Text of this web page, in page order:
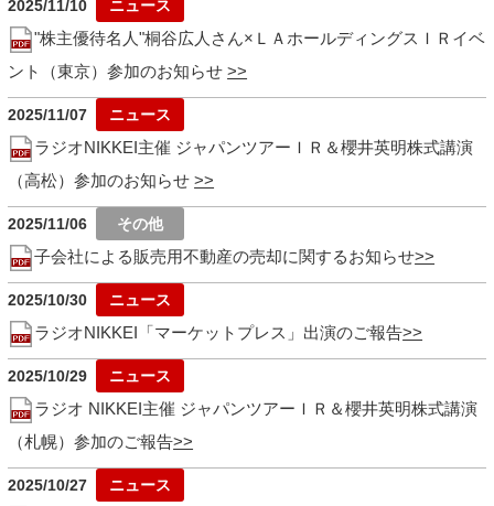
2025/11/10
"株主優待名人"桐谷広人さん×ＬＡホールディングスＩＲイベ
ント（東京）参加のお知らせ
2025/11/07
ラジオNIKKEI主催 ジャパンツアーＩＲ＆櫻井英明株式講演
（高松）参加のお知らせ
2025/11/06
子会社による販売用不動産の売却に関するお知らせ
2025/10/30
ラジオNIKKEI「マーケットプレス」出演のご報告
2025/10/29
ラジオ NIKKEI主催 ジャパンツアーＩＲ＆櫻井英明株式講演
（札幌）参加のご報告
2025/10/27